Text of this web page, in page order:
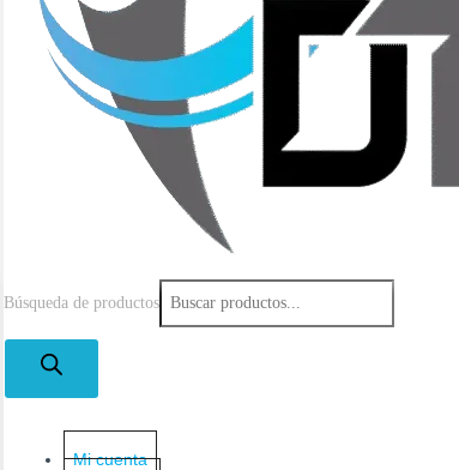
Búsqueda de productos
Mi cuenta